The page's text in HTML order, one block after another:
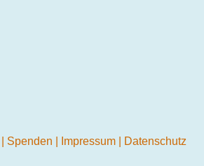
Spenden Impressum Datenschutz